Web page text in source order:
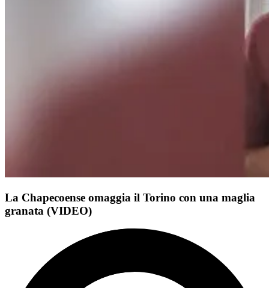
La Chapecoense omaggia il Torino con una maglia
granata (VIDEO)